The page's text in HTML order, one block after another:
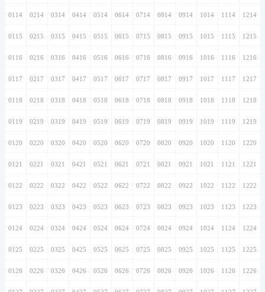
0114 0214 0314 0414 0514 0614 0714 0814 0914 1014 1114 1214
0115 0215 0315 0415 0515 0615 0715 0815 0915 1015 1115 1215
0116 0216 0316 0416 0516 0616 0716 0816 0916 1016 1116 1216
0117 0217 0317 0417 0517 0617 0717 0817 0917 1017 1117 1217
0118 0218 0318 0418 0518 0618 0718 0818 0918 1018 1118 1218
0119 0219 0319 0419 0519 0619 0719 0819 0919 1019 1119 1219
0120 0220 0320 0420 0520 0620 0720 0820 0920 1020 1120 1220
0121 0221 0321 0421 0521 0621 0721 0821 0921 1021 1121 1221
0122 0222 0322 0422 0522 0622 0722 0822 0922 1022 1122 1222
0123 0223 0323 0423 0523 0623 0723 0823 0923 1023 1123 1223
0124 0224 0324 0424 0524 0624 0724 0824 0924 1024 1124 1224
0125 0225 0325 0425 0525 0625 0725 0825 0925 1025 1125 1225
0126 0226 0326 0426 0526 0626 0726 0826 0926 1026 1126 1226